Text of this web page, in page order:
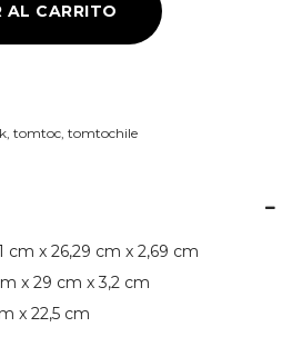
AL CARRITO
tomtoc tomtochile
cm x 26,29 cm x 2,69 cm
x 29 cm x 3,2 cm
x 22,5 cm